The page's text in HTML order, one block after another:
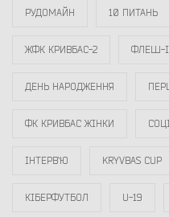
РУДОМАЙН 10 ПИТАНЬ
ЖФК КРИВБАС-2 ФЛЕШ-
ДЕНЬ НАРОДЖЕННЯ
ФК КРИВБАС ЖІНКИ
ІНТЕРВ`Ю KRYVBAS CUP
КІБЕРФУТБОЛ U-19